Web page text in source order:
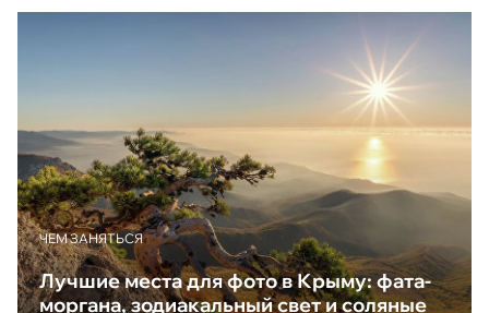
ЧЕМ ЗАНЯТЬСЯ
Лучшие места для фото в Крыму: фата-
моргана, зодиакальный свет и соляные